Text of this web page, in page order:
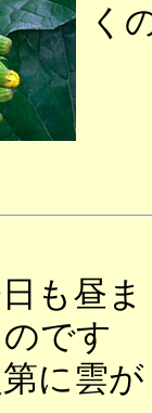
く
も昼ま
です
に雲が